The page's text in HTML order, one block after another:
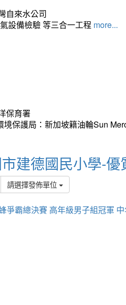
自來水公司
設備檢驗 等三合一工程 more...
保育署
境保護局：新加坡籍油輪Sun
建德國民小學-優
請選擇發佈單位
爭霸總決賽 高年級男子組冠軍